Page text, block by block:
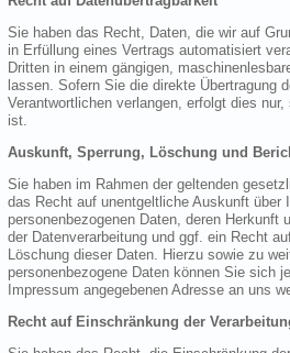
Sie haben das Recht, Daten, die wir auf
in Erfüllung eines Vertrags automatisiert
Dritten in einem gängigen,
lassen. Sofern Sie die direkte Übertragung
Verantwortlichen verlangen, erfolgt dies
ist.
Auskunft, Sperrung, Löschung und
Sie haben im Rahmen der geltenden
das Recht auf unentgeltliche Auskunft über
personenbezogenen Daten, deren Herkunft
der Datenverarbeitung und ggf. ein Recht
Löschung dieser Daten. Hierzu sowie zu
personenbezogene Daten können Sie sich
Impressum angegebenen Adresse an uns
Recht auf Einschränkung der